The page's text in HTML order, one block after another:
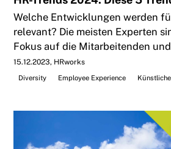
Welche Entwicklungen werden
relevant? Die meisten Experten
Fokus auf die Mitarbeitenden
15.12.2023 HRworks
Diversity
Employee Experience